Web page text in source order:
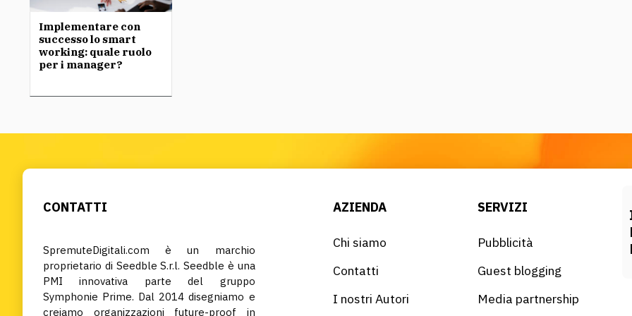
Implementare con
successo lo smart
working: quale ruolo
per i manager?
CONTATTI
SpremuteDigitali.com è un marchio
proprietario di Seedble S.r.l. Seedble è una
PMI innovativa parte del gruppo
Symphonie Prime. Dal 2014 disegniamo e
creiamo organizzazioni future-proof in
AZIENDA
Chi siamo
Contatti
I nostri Autori
SERVIZI
Pubblicità
Guest blogging
Media partnership